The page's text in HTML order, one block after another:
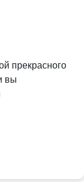
прекрасного
вы